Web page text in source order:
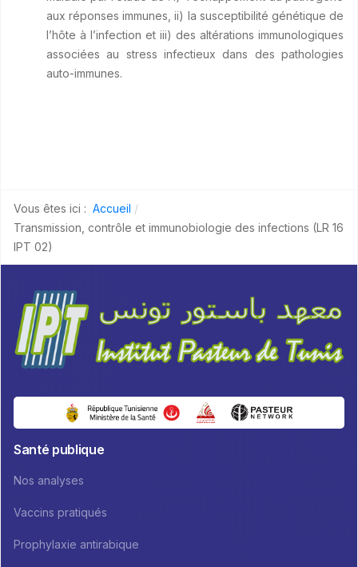
aux réponses immunes, ii) la susceptibilité génétique de
l’hôte à l’infection et iii) des altérations immunologiques
associées au stress infectieux dans des pathologies
auto-immunes.
Vous êtes ici : Accueil
Transmission, contrôle et immunobiologie des infections (LR 16
IPT 02)
Santé publique
Nos analyses
Vaccins pratiqués
Prophylaxie antirabique